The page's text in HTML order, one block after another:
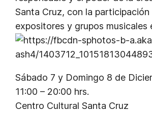
Santa Cruz, con la participación
expositores y grupos musicales
Sábado 7 y Domingo 8 de
11:00 – 20:00 hrs.
Centro Cultural Santa Cruz